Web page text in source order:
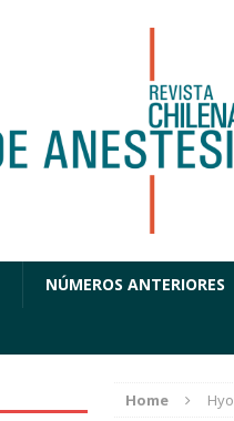
NÚMEROS ANTERIORES
Home